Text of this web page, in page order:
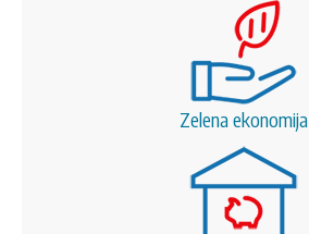
Zelena ekonomija